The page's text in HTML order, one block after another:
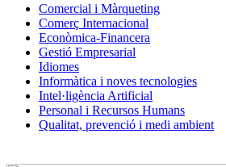
Comercial i Màrqueting
Comerç Internacional
Econòmica-Financera
Gestió Empresarial
Idiomes
Informàtica i noves tecnologies
Intel·ligència Artificial
Personal i Recursos Humans
Qualitat, prevenció i medi ambient